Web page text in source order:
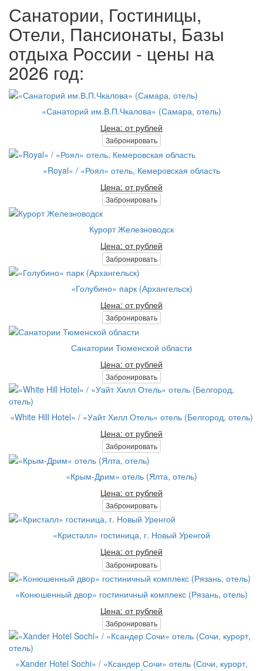
Санатории, Гостиницы,
Отели, Пансионаты, Базы
отдыха России - цены на
2026 год:
«Санаторий им.В.П.Чкалова» (Самара, отель)
Цена: от рублей
Забронировать
«Royal» / «Роял» отель, Кемеровская область
Цена: от рублей
Забронировать
Курорт Железноводск
Цена: от рублей
Забронировать
«Голубино» парк (Архангельск)
Цена: от рублей
Забронировать
Санатории Тюменской области
Цена: от рублей
Забронировать
«White Hill Hotel» / «Уайт Хилл Отель» отель (Белгород, отель)
Цена: от рублей
Забронировать
«Крым-Дрим» отель (Ялта, отель)
Цена: от рублей
Забронировать
«Кристалл» гостиница, г. Новый Уренгой
Цена: от рублей
Забронировать
«Конюшенный двор» гостиничный комплекс (Рязань, отель)
Цена: от рублей
Забронировать
«Xander Hotel Sochi» / «Ксандер Сочи» отель (Сочи, курорт,